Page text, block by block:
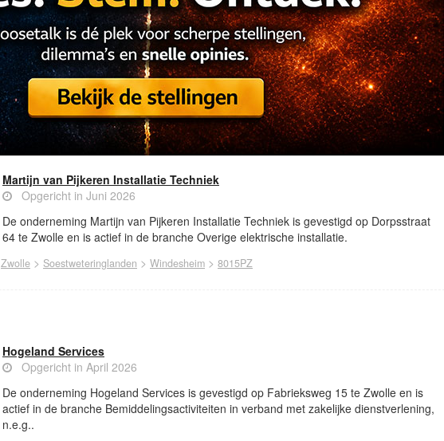
Martijn van Pijkeren Installatie Techniek
Opgericht in Juni 2026
De onderneming Martijn van Pijkeren Installatie Techniek is gevestigd op Dorpsstraat
64 te Zwolle en is actief in de branche Overige elektrische installatie.
Zwolle > Soestweteringlanden > Windesheim > 8015PZ
Hogeland Services
Opgericht in April 2026
De onderneming Hogeland Services is gevestigd op Fabrieksweg 15 te Zwolle en is
actief in de branche Bemiddelingsactiviteiten in verband met zakelijke dienstverlening,
n.e.g..